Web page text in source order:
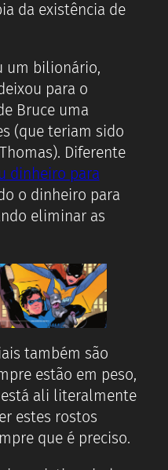
da existência de
um bilionário,
para o
Bruce uma
(que teriam sido
Diferente
dinheiro para
o dinheiro para
eliminar as
também são
estão em peso,
está ali literalmente
estes rostos
que é preciso.